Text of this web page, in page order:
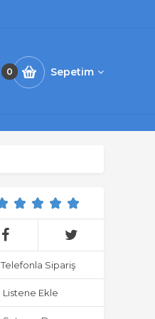
0 Sepetim
Telefonla Sipariş
Listene Ekle